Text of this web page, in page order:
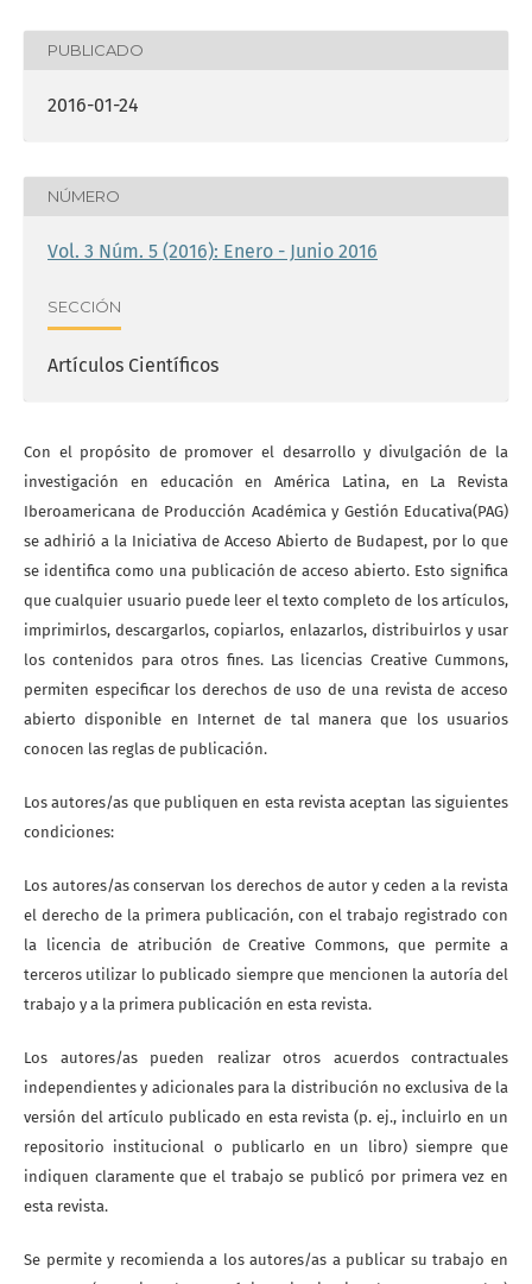
PUBLICADO
2016-01-24
NÚMERO
Vol. 3 Núm. 5 (2016): Enero - Junio 2016
SECCIÓN
Artículos Científicos
Con el propósito de promover el desarrollo y divulgación de la
investigación en educación en América Latina, en La Revista
Iberoamericana de Producción Académica y Gestión Educativa(PAG)
se adhirió a la Iniciativa de Acceso Abierto de Budapest, por lo que
se identifica como una publicación de acceso abierto. Esto significa
que cualquier usuario puede leer el texto completo de los artículos,
imprimirlos, descargarlos, copiarlos, enlazarlos, distribuirlos y usar
los contenidos para otros fines. Las licencias Creative Cummons,
permiten especificar los derechos de uso de una revista de acceso
abierto disponible en Internet de tal manera que los usuarios
conocen las reglas de publicación.
Los autores/as que publiquen en esta revista aceptan las siguientes
condiciones:
Los autores/as conservan los derechos de autor y ceden a la revista
el derecho de la primera publicación, con el trabajo registrado con
la licencia de atribución de Creative Commons, que permite a
terceros utilizar lo publicado siempre que mencionen la autoría del
trabajo y a la primera publicación en esta revista.
Los autores/as pueden realizar otros acuerdos contractuales
independientes y adicionales para la distribución no exclusiva de la
versión del artículo publicado en esta revista (p. ej., incluirlo en un
repositorio institucional o publicarlo en un libro) siempre que
indiquen claramente que el trabajo se publicó por primera vez en
esta revista.
Se permite y recomienda a los autores/as a publicar su trabajo en